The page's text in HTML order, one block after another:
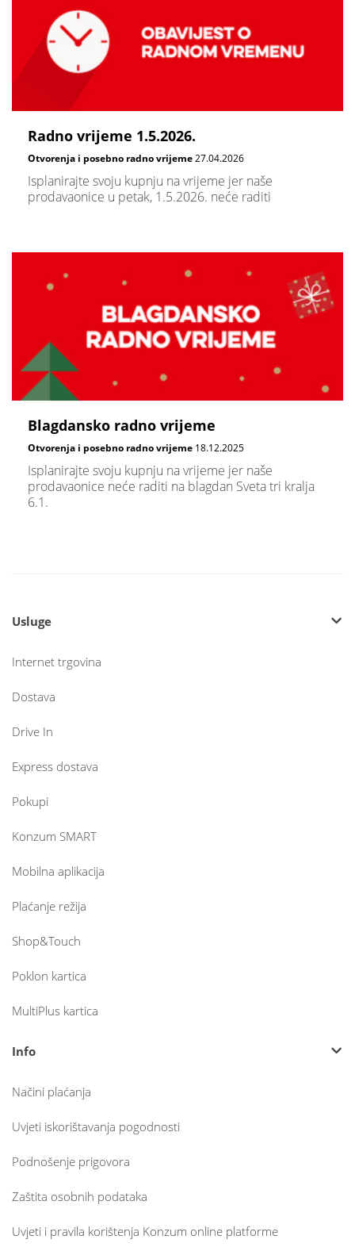
Radno vrijeme 1.5.2026.
Otvorenja i posebno radno vrijeme27.04.2026
Isplanirajte svoju kupnju na vrijeme jer naše
prodavaonice u petak, 1.5.2026. neće raditi
Blagdansko radno vrijeme
Otvorenja i posebno radno vrijeme 18.12.2025
Isplanirajte svoju kupnju na vrijeme jer naše
prodavaonice neće raditi na blagdan Sveta tri kralja
6.1.
Usluge
Internet trgovina
Dostava
Drive In
Express dostava
Pokupi
Konzum SMART
Mobilna aplikacija
Plaćanje režija
Shop&Touch
Poklon kartica
MultiPlus kartica
Info
Načini plaćanja
Uvjeti iskorištavanja pogodnosti
Podnošenje prigovora
Zaštita osobnih podataka
Uvjeti i pravila korištenja Konzum online platforme